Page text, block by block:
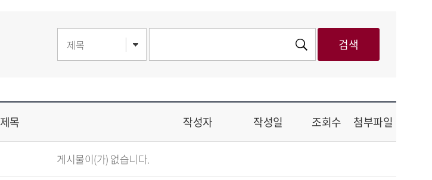
제목 작성자 작성일 조회수 첨부파일
게시물이(가) 없습니다.